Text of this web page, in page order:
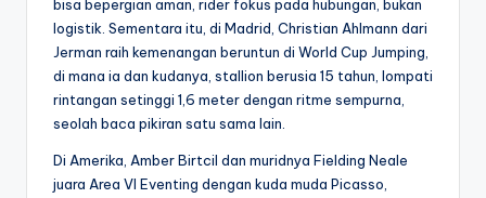
bisa bepergian aman, rider fokus pada hubungan, bukan
logistik. Sementara itu, di Madrid, Christian Ahlmann dari
Jerman raih kemenangan beruntun di World Cup Jumping,
di mana ia dan kudanya, stallion berusia 15 tahun, lompati
rintangan setinggi 1,6 meter dengan ritme sempurna,
seolah baca pikiran satu sama lain.
Di Amerika, Amber Birtcil dan muridnya Fielding Neale
juara Area VI Eventing dengan kuda muda Picasso,